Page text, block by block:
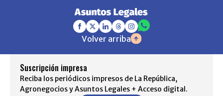
Volver arriba
Suscripción impresa
Reciba los periódicos impresos de La República,
Agronegocios y Asuntos Legales + Acceso digital.